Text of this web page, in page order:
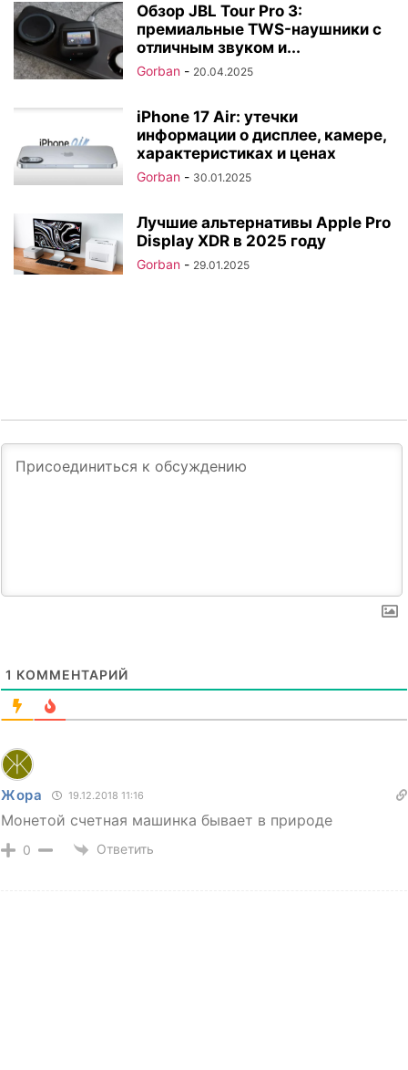
Обзор JBL Tour Pro 3:
премиальные TWS-наушники с
отличным звуком и...
Gorban - 20.04.2025
iPhone 17 Air: утечки
информации о дисплее, камере,
характеристиках и ценах
Gorban - 30.01.2025
Лучшие альтернативы Apple Pro
Display XDR в 2025 году
Gorban - 29.01.2025
1 КОММЕНТАРИЙ
Жора 19.12.2018 11:16
Монетой счетная машинка бывает в природе
0 Ответить